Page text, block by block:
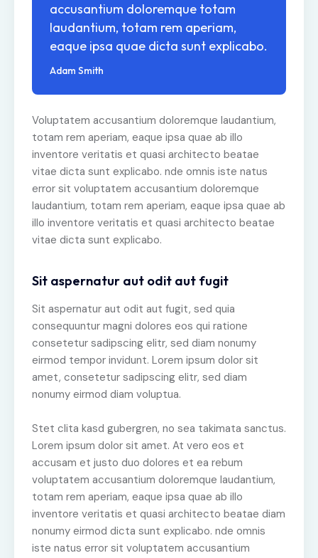
accusantium doloremque totam
laudantium, totam rem aperiam,
eaque ipsa quae dicta sunt explicabo.
Adam Smith
Voluptatem accusantium doloremque laudantium,
totam rem aperiam, eaque ipsa quae ab illo
inventore veritatis et quasi architecto beatae
vitae dicta sunt explicabo. nde omnis iste natus
error sit voluptatem accusantium doloremque
laudantium, totam rem aperiam, eaque ipsa quae ab
illo inventore veritatis et quasi architecto beatae
vitae dicta sunt explicabo.
Sit aspernatur aut odit aut fugit
Sit aspernatur aut odit aut fugit, sed quia
consequuntur magni dolores eos qui ratione
consetetur sadipscing elitr, sed diam nonumy
eirmod tempor invidunt. Lorem ipsum dolor sit
amet, consetetur sadipscing elitr, sed diam
nonumy eirmod diam voluptua.
Stet clita kasd gubergren, no sea takimata sanctus.
Lorem ipsum dolor sit amet. At vero eos et
accusam et justo duo dolores et ea rebum
voluptatem accusantium doloremque laudantium,
totam rem aperiam, eaque ipsa quae ab illo
inventore veritatis et quasi architecto beatae diam
nonumy eirmod dicta sunt explicabo. nde omnis
iste natus error sit voluptatem accusantium